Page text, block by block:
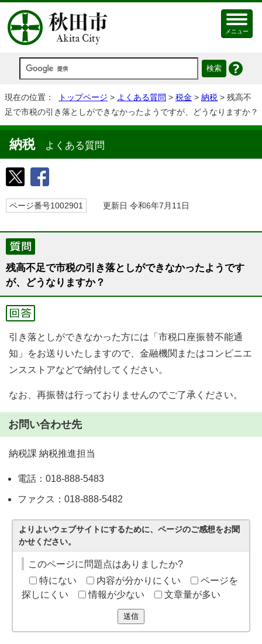
メニュー
現在の位置： トップページ > よくある質問 > 税金 > 納税 > 残高不
足で市税の引き落としができなかったようですが、どうなりますか？
納税よくある質問
ページ番号1002901 更新日 令和6年7月11日
残高不足で市税の引き落としができなかったようです
が、どうなりますか？
引き落としができなかった方には「市税口座振替不能通
知」をお送りいたしますので、金融機関またはコンビニエ
ンスストアなどで納付してください。
なお、再振替は行っておりませんのでご了承ください。
お問い合わせ先
納税課 納税推進担当
電話：018-888-5483
ファクス：018-888-5482
よりよいウェブサイトにするために、ページのご感想をお聞
かせください。
このページに問題点はありましたか?
特にない
内容が分かりにくい
ページを
探しにくい
情報が少ない 文章量が多い
送信